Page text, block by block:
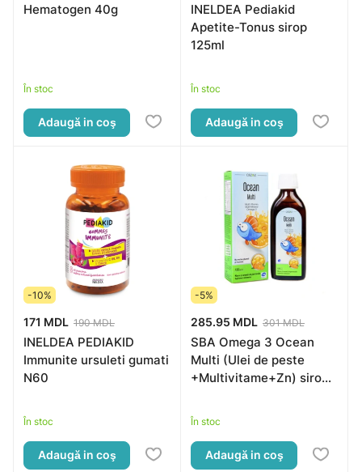
Hematogen 40g
În stoc
Adaugă in coş
INELDEA Pediakid
Apetite-Tonus sirop
125ml
În stoc
Adaugă in coş
-10%
171 MDL 190 MDL
INELDEA PEDIAKID
Immunite ursuleti gumati
N60
În stoc
Adaugă in coş
-5%
285.95 MDL 301 MDL
SBA Omega 3 Ocean
Multi (Ulei de peste
+Multivitame+Zn) sirop
În stoc
Adaugă in coş